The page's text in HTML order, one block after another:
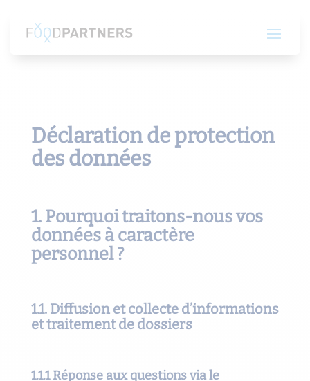
Déclaration de protection
des données
1. Pourquoi traitons-nous vos
données à caractère
personnel ?
1.1. Diffusion et collecte d’informations
et traitement de dossiers
1.1.1 Réponse aux questions via le